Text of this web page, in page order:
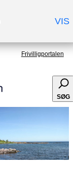
VIS
Frivilligportalen
SØG